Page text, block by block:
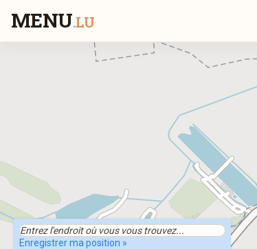
MENU.LU
Enregistrer ma position »